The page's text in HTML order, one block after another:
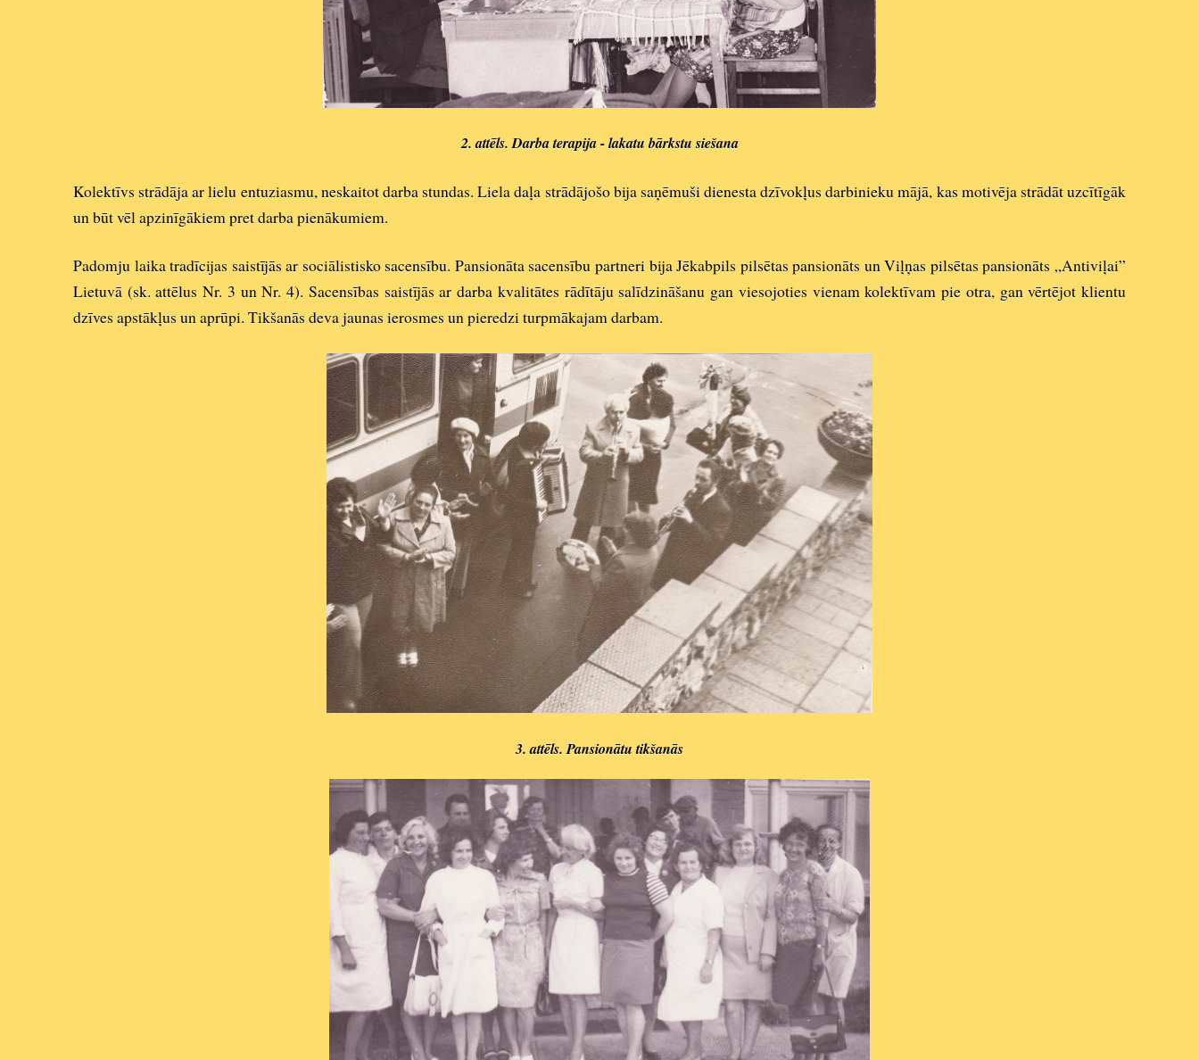
2. attēls. Darba terapija - lakatu bārkstu siešana
Kolektīvs strādāja ar lielu entuziasmu, neskaitot darba stundas. Liela daļa strādājošo bija saņēmuši dienesta dzīvokļus darbinieku mājā, kas motivēja strādāt uzcītīgāk
un būt vēl apzinīgākiem pret darba pienākumiem.
Padomju laika tradīcijas saistījās ar sociālistisko sacensību. Pansionāta sacensību partneri bija Jēkabpils pilsētas pansionāts un Viļņas pilsētaspansionāts „Antiviļai”
Lietuvā (sk. attēlus Nr. 3 un Nr. 4). Sacensības saistījās ar darba kvalitātes rādītāju salīdzināšanu gan viesojoties vienam kolektīvam pie otra, gan vērtējot klientu
dzīves apstākļus un aprūpi. Tikšanās deva jaunas ierosmes un pieredzi turpmākajam darbam.
3. attēls. Pansionātu tikšanās